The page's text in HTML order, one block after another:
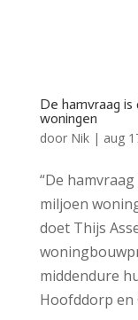
De hamvraag
woningen
door Nik| aug
“De
miljoen
doet Thijs
middendure
Hoofddorp en